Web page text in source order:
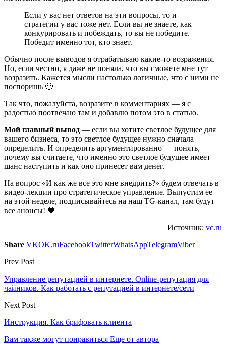
Если у вас нет ответов на эти вопросы, то и
стратегии у вас тоже нет. Если вы не знаете, как
конкурировать и побеждать, то вы не победите.
Победит именно тот, кто знает.
Обычно после выводов я отрабатываю какие-то возражения.
Но, если честно, я даже не поняла, что вы сможете мне тут
возразить. Кажется мысли настолько логичные, что с ними не
поспоришь 🙂
Так что, пожалуйста, возразите в комментариях — я с
радостью поотвечаю там и добавлю потом это в статью.
Мой главный вывод — если вы хотите светлое будущее для
вашего бизнеса, то это светлое будущее нужно сначала
определить. И определить аргументированно — понять,
почему вы считаете, что именно это светлое будущее имеет
шанс наступить и как оно принесет вам денег.
На вопрос «И как же все это мне внедрить?» будем отвечать в
видео-лекции про стратегическое управление. Выпустим ее
на этой неделе, подписывайтесь на наш TG-канал, там будут
все анонсы! 💙
Источник: vc.ru
Share VKOK.ruFacebookTwitterWhatsAppTelegramViber
Prev Post
Управление репутацией в интернете. Online-репутация для
чайников. Как работать с репутацией в интернете/сети
Next Post
Инструкция. Как брифовать клиента
Вам также могут понравиться Еще от автора